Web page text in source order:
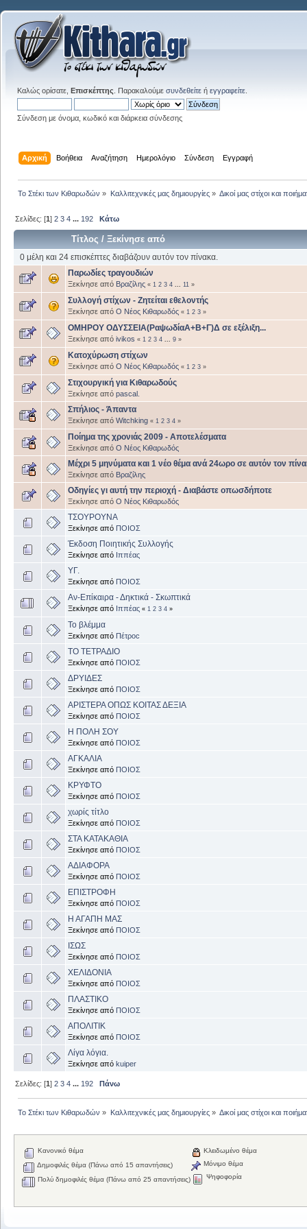
Καλώς ορίσατε, Επισκέπτης . Παρακαλούμε συνδεθείτε ή εγγραφείτε
Σύνδεση με όνομα, κωδικό και διάρκεια σύνδεσης
Αρχική Βοήθεια Αναζήτηση Ημερολόγιο Σύνδεση Εγγραφή
Το Στέκι των Κιθαρωδών » Καλλιτεχνικές μας δημιουργίες» Δικοί μας στίχοι και
Σελίδες: [1]2 3 4 ... 192 Κάτω
Τίτλος /Ξεκίνησε από
0 μέλη και 24 επισκέπτες διαβάζουν αυτόν τον πίνακα.
Παρωδίες τραγουδιών
Ξεκίνησε από Βραζίλης « 1 2 3 4 11 »
Συλλογή στίχων - Ζητείται εθελοντής
Ξεκίνησε από Ο Νέος Κιθαρωδός « 1 2 3 »
ΟΜΗΡΟΥ ΟΔΥΣΣΕΙΑ(ΡαψωδίαΑ+Β+Γ)Δ σε εξέλιξη...
Ξεκίνησε από ivikos « 1 2 3 4 9 »
Κατοχύρωση στίχων
Ξεκίνησε από Ο Νέος Κιθαρωδός « 1 2 3 »
Στιχουργική για Κιθαρωδούς
Ξεκίνησε από pascal.
Σπήλιος - Άπαντα
Ξεκίνησε από Witchking « 1 2 3 4 »
Ποίημα της χρονιάς 2009 - Αποτελέσματα
Ξεκίνησε από Ο Νέος Κιθαρωδός
Μέχρι 5 μηνύματα και 1 νέο θέμα ανά 24ωρο σε αυτόν τον
Ξεκίνησε από Βραζίλης
Οδηγίες γι αυτή την περιοχή - Διαβάστε οπωσδήποτε
Ξεκίνησε από Ο Νέος Κιθαρωδός
ΤΣΟΥΡΟΥΝΑ
Ξεκίνησε από ΠΟΙΟΣ
Έκδοση Ποιητικής Συλλογής
Ξεκίνησε από Ιππέας
ΥΓ.
Ξεκίνησε από ΠΟΙΟΣ
Αν-Επίκαιρα - Δηκτικά - Σκωπτικά
Ξεκίνησε από Ιππέας « 1 2 3 4 »
Το βλέμμα
Ξεκίνησε από Πέτροc
ΤΟ ΤΕΤΡΑΔΙΟ
Ξεκίνησε από ΠΟΙΟΣ
ΔΡΥΙΔΕΣ
Ξεκίνησε από ΠΟΙΟΣ
ΑΡΙΣΤΕΡΑ ΟΠΩΣ ΚΟΙΤΑΣ ΔΕΞΙΑ
Ξεκίνησε από ΠΟΙΟΣ
Η ΠΟΛΗ ΣΟΥ
Ξεκίνησε από ΠΟΙΟΣ
ΑΓΚΑΛΙΑ
Ξεκίνησε από ΠΟΙΟΣ
ΚΡΥΦΤΟ
Ξεκίνησε από ΠΟΙΟΣ
χωρίς τίτλο
Ξεκίνησε από ΠΟΙΟΣ
ΣΤΑ ΚΑΤΑΚΑΘΙΑ
Ξεκίνησε από ΠΟΙΟΣ
ΑΔΙΑΦΟΡΑ
Ξεκίνησε από ΠΟΙΟΣ
ΕΠΙΣΤΡΟΦΗ
Ξεκίνησε από ΠΟΙΟΣ
Η ΑΓΑΠΗ ΜΑΣ
Ξεκίνησε από ΠΟΙΟΣ
ΙΣΩΣ
Ξεκίνησε από ΠΟΙΟΣ
ΧΕΛΙΔΟΝΙΑ
Ξεκίνησε από ΠΟΙΟΣ
ΠΛΑΣΤΙΚΟ
Ξεκίνησε από ΠΟΙΟΣ
ΑΠΟΛΙΤΙΚ
Ξεκίνησε από ΠΟΙΟΣ
Λίγα λόγια.
Ξεκίνησε από kuiper
Σελίδες: [1]2 3 4 ... 192 Πάνω
Το Στέκι των Κιθαρωδών » Καλλιτεχνικές μας δημιουργίες» Δικοί μας στίχοι και
Κανονικό θέμα
Δημοφιλές θέμα (Πάνω από 15 απαντήσεις)
Πολύ δημοφιλές θέμα (Πάνω από 25 απαντήσεις)
Κλειδωμένο θέμα
Μόνιμο θέμα
Ψηφοφορία